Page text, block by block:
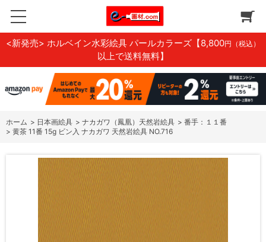
<新発売> ホルベイン水彩絵具 パールカラーズ 【8,800円（税込）
以上で送料無料】
ホーム > 日本画絵具 > ナカガワ（鳳凰）天然岩絵具 > 番手：１１番
> 黄茶 11番 15g ビン入 ナカガワ 天然岩絵具 NO.716